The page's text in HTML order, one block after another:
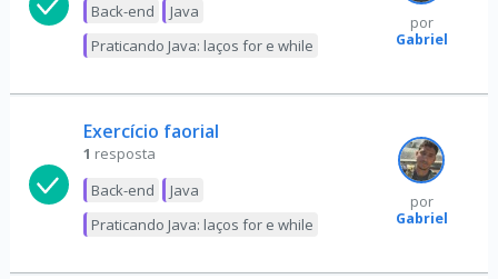
Back-end
Java
Praticando Java: laços for e while
por
Gabriel
Exercício faorial
1 resposta
Back-end
Java
Praticando Java: laços for e while
por
Gabriel